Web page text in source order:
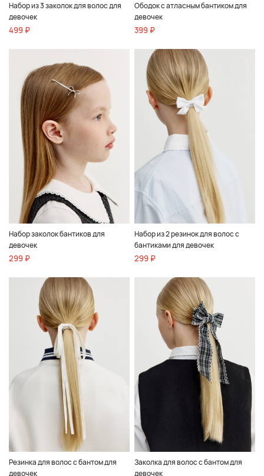
Набор из 3 заколок для волос для
девочек
499 ₽
Ободок с атласным бантиком для
девочек
399 ₽
Набор заколок бантиков для
девочек
299 ₽
Набор из 2 резинок для волос с
бантиками для девочек
299 ₽
Резинка для волос с бантом для
девочек
Заколка для волос с бантом для
девочек